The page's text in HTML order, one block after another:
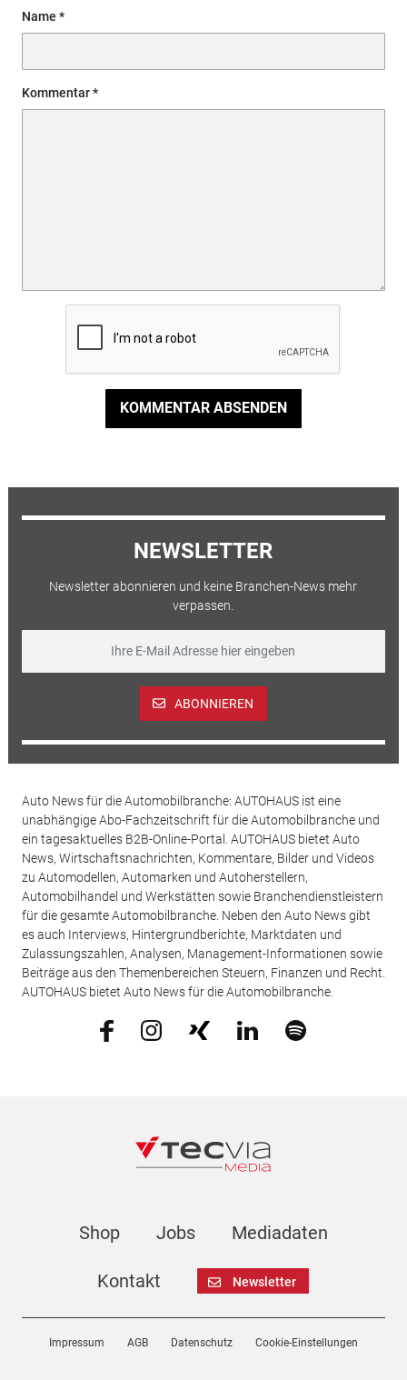
Name
Kommentar
KOMMENTAR ABSENDEN
NEWSLETTER
Newsletter abonnieren und keine Branchen-News mehr
verpassen.
ABONNIEREN
Auto News für die Automobilbranche: AUTOHAUS ist eine
unabhängige Abo-Fachzeitschrift für die Automobilbranche und
ein tagesaktuelles B2B-Online-Portal. AUTOHAUS bietet Auto
News, Wirtschaftsnachrichten, Kommentare, Bilder und Videos
zu Automodellen, Automarken und Autoherstellern,
Automobilhandel und Werkstätten sowie Branchendienstleistern
für die gesamte Automobilbranche. Neben den Auto News gibt
es auch Interviews, Hintergrundberichte, Marktdaten und
Zulassungszahlen, Analysen, Management-Informationen sowie
Beiträge aus den Themenbereichen Steuern, Finanzen und Recht.
AUTOHAUS bietet Auto News für die Automobilbranche.
Shop Jobs Mediadaten
Kontakt Newsletter
Impressum AGB Datenschutz Cookie-Einstellungen